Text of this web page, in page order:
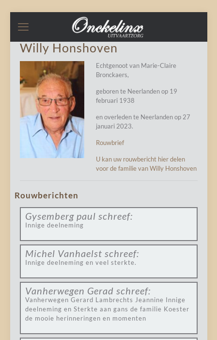
Willy Honshoven
Echtgenoot van Marie-Claire
Bronckaers,
geboren te Neerlanden op 19
februari 1938
en overleden te Neerlanden op 27
januari 2023.
Rouwbrief
U kan uw rouwbericht hier delen
voor de familie van Willy Honshoven
Rouwberichten
Gysemberg paul schreef:
Innige deelneming
Michel Vanhaelst schreef:
Innige deelneming en veel sterkte.
Vanherwegen Gerad schreef:
Vanherwegen Gerard Lambrechts Jeannine Innige
deelneming en Sterkte aan gans de familie Koester
de mooie herinneringen en momenten